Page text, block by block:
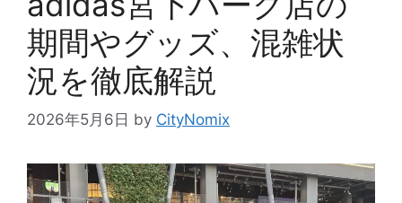
期間やグッズ、混雑状
況を徹底解説
2026年5月6日 by CityNomix